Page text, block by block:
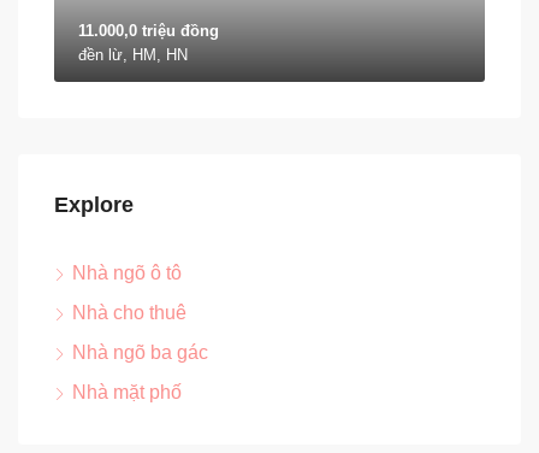
11.000,0 triệu đồng
đền lừ, HM, HN
Explore
Nhà ngõ ô tô
Nhà cho thuê
Nhà ngõ ba gác
Nhà mặt phố